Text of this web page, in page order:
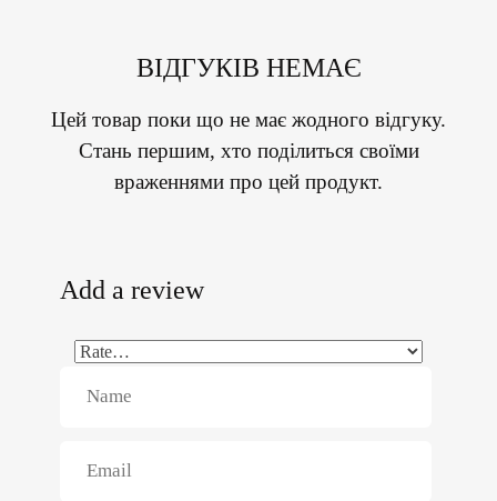
ВІДГУКІВ НЕМАЄ
Цей товар поки що не має жодного відгуку.
Стань першим, хто поділиться своїми
враженнями про цей продукт.
Add a review